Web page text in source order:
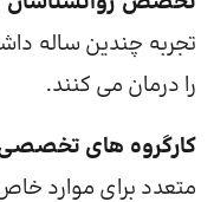
تجربه چندین ساله
را درمان می کنند.
کارگروه های
متعدد برای موارد